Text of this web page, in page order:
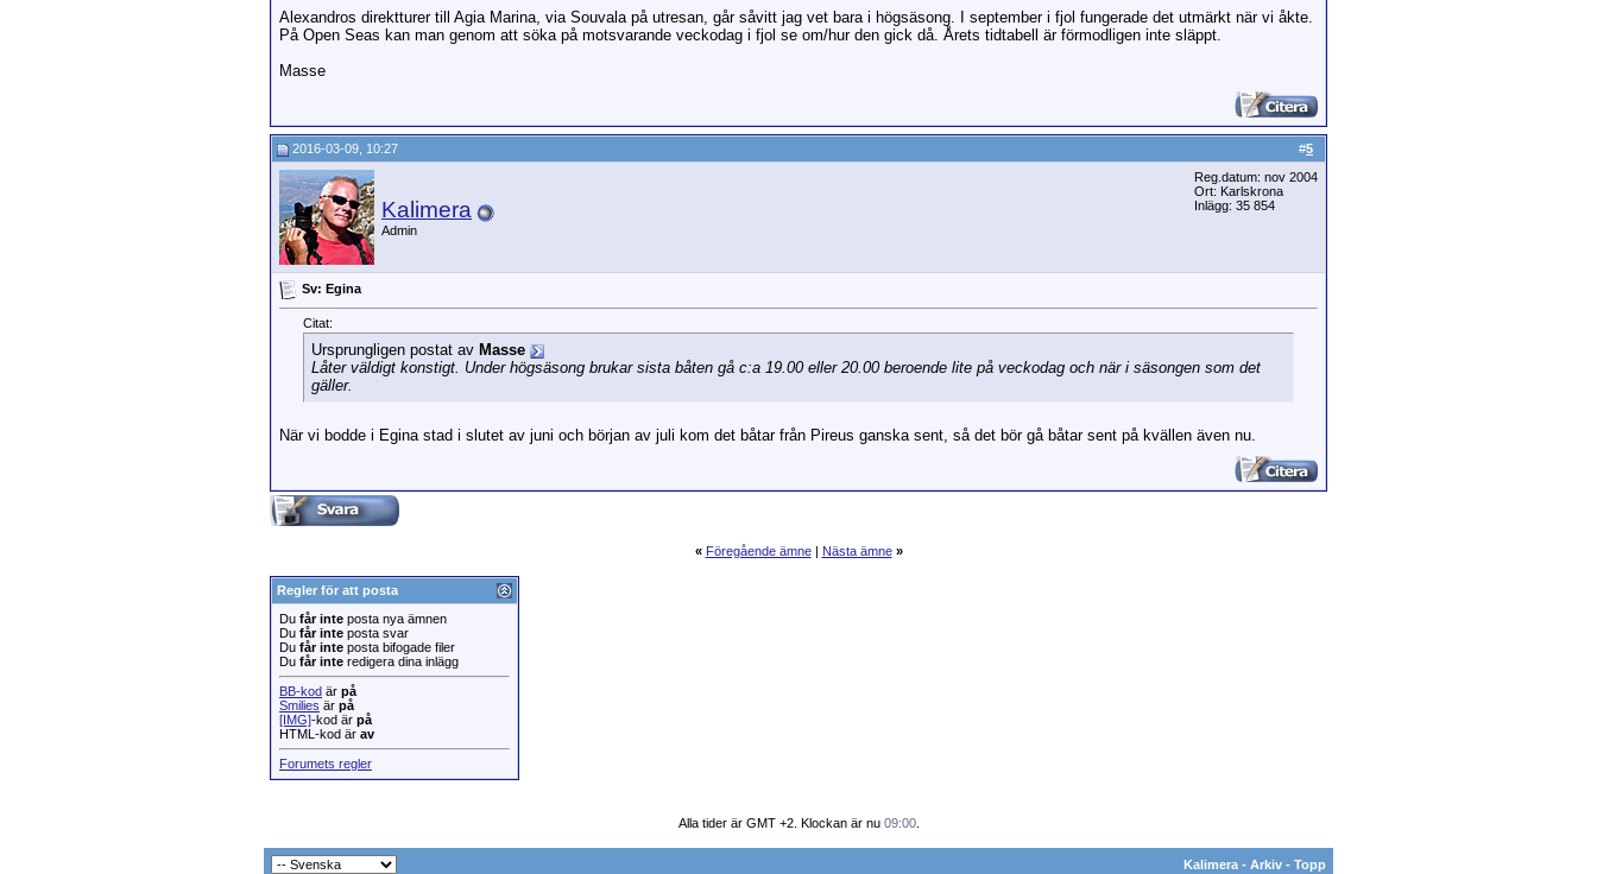
Alexandros direktturer till Agia Marina, via Souvala på utresan, går såvitt jag vet bara i högsäsong. I september i fjol fungerade det utmärkt när vi åkte.
På Open Seas kan man genom att söka på motsvarande veckodag i fjol se om/hur den gick då. Årets tidtabell är förmodligen inte släppt.
Masse
#5
2016-03-09, 10:27
Kalimera
Admin
Reg.datum: nov 2004
Ort: Karlskrona
Inlägg: 35 854
Sv: Egina
Citat:
Ursprungligen postat av Masse
Låter väldigt konstigt. Under högsäsong brukar sista båten gå c:a 19.00 eller 20.00 beroende lite på veckodag och när i säsongen som det
gäller.
När vi bodde i Egina stad i slutet av juni och början av juli kom det båtar från Pireus ganska sent, så det bör gå båtar sent på kvällen även nu.
« Föregående ämne| Nästa ämne »
Regler för att posta
Du får inte posta nya ämnen
Du får inte posta svar
Du får inte posta bifogade filer
Du får inte redigera dina inlägg
BB-kod är på
Smilies är på
[IMG]-kod är på
HTML-kod är av
Forumets regler
Alla tider är GMT +2. Klockan är nu 09:00.
Kalimera - Arkiv - Topp